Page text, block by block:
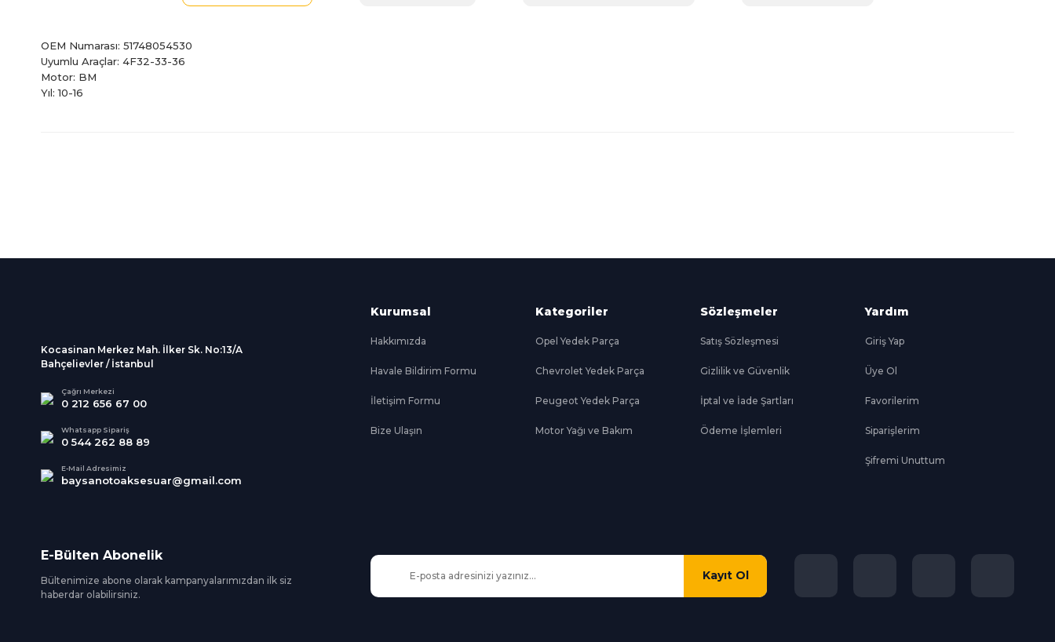
OEM Numarası: 51748054530
Uyumlu Araçlar: 4F32-33-36
Motor: BM
Yıl: 10-16
Gönder
Kocasinan Merkez Mah. İlker Sk. No:13/A
Bahçelievler / İstanbul
Çağrı Merkezi
0 212 656 67 00
Whatsapp Sipariş
0 544 262 88 89
E-Mail Adresimiz
baysanotoaksesuar@gmail.com
Kurumsal
Hakkımızda
Havale Bildirim Formu
İletişim Formu
Bize Ulaşın
Kategoriler
Opel Yedek Parça
Chevrolet Yedek Parça
Peugeot Yedek Parça
Motor Yağı ve Bakım
Sözleşmeler
Satış Sözleşmesi
Gizlilik ve Güvenlik
İptal ve İade Şartları
Ödeme İşlemleri
Yardım
Giriş Yap
Üye Ol
Favorilerim
Siparişlerim
Şifremi Unuttum
E-Bülten Abonelik
Bültenimize abone olarak kampanyalarımızdan ilk siz
haberdar olabilirsiniz.
Kayıt Ol